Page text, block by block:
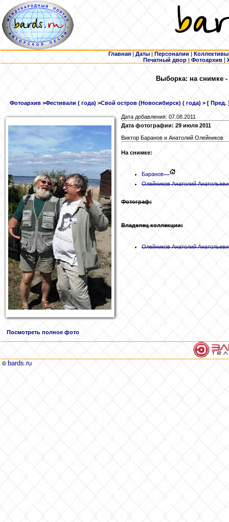
Главная | Даты | Персоналии | Коллективы
Печатный двор |Фотоархив |
Выборка: на снимке
Фотоархив >Фестивали ( года) >Свой остров (Новосибирск) ( года) > [ Пред.
Дата добавления: 07.08.2011
Дата фотографии: 29 июля 2011
Виктор Баранов и Анатолий Олейников
На снимке:
Баранов
ОлейниковАнатолий
Фотограф:
Владелец коллекции:
ОлейниковАнатолий
Посмотреть полное фото
© bards.ru